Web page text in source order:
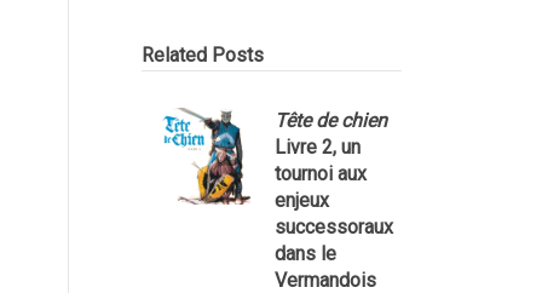
Related Posts
Tête de chien
Livre 2, un
tournoi aux
enjeux
successoraux
dans le
Vermandois